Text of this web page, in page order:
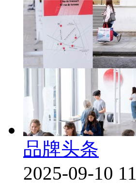
品牌头条
2025-09-10